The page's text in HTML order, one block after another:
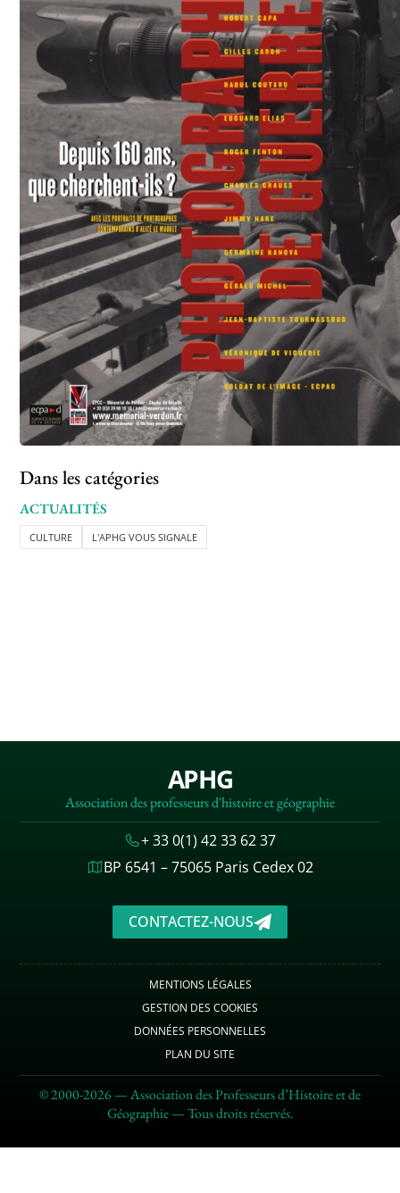
Dans les catégories
ACTUALITÉS
CULTURE L'APHG VOUS SIGNALE
APHG
Association des professeurs d'histoire et géographie
+ 33 0(1) 42 33 62 37
BP 6541 – 75065 Paris Cedex 02
CONTACTEZ-NOUS
MENTIONS LÉGALES
GESTION DES COOKIES
DONNÉES PERSONNELLES
PLAN DU SITE
© 2000-2026 — Association des Professeurs d’Histoire et de
Géographie — Tous droits réservés.